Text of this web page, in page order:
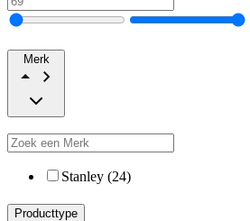
Merk
Stanley (24)
Producttype